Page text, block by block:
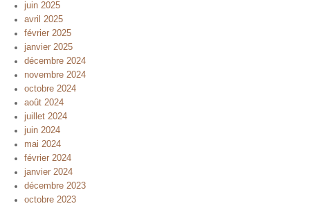
juin 2025
avril 2025
février 2025
janvier 2025
décembre 2024
novembre 2024
octobre 2024
août 2024
juillet 2024
juin 2024
mai 2024
février 2024
janvier 2024
décembre 2023
octobre 2023